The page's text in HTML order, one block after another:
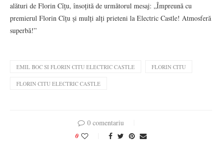
alături de Florin Cîțu, însoțită de următorul mesaj: „Împreună cu
premierul Florin Cîțu și mulți alți prieteni la Electric Castle! Atmosferă
superbă!”
EMIL BOC SI FLORIN CITU ELECTRIC CASTLE FLORIN CITU
FLORIN CITU ELECTRIC CASTLE
0 comentariu
0